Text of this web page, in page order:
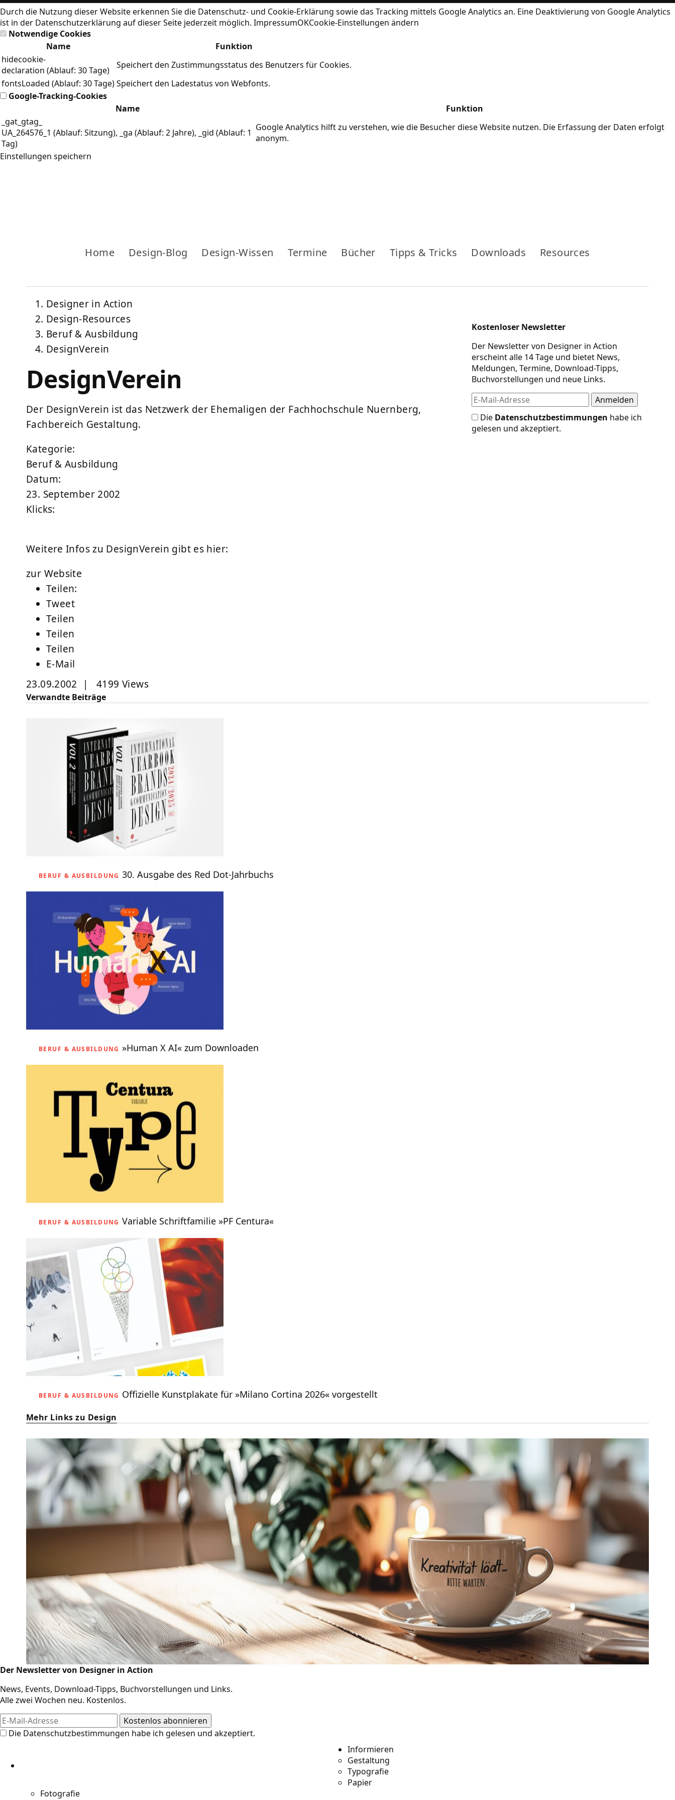
Durch die Nutzung dieser Website erkennen Sie die Datenschutz- und Cookie-Erklärung sowie das Tracking mittels Google Analytics an. Eine Deaktivierung von Google Analytics
ist in der Datenschutzerklärung auf dieser Seite jederzeit möglich. ImpressumOKCookie-Einstellungen ändern
Notwendige Cookies
Name
Funktion
hidecookie-
declaration (Ablauf: 30 Tage)
Speichert den Zustimmungsstatus des Benutzers für Cookies.
fontsLoaded (Ablauf: 30 Tage)Speichert den Ladestatus von Webfonts.
Google-Tracking-Cookies
Name
Funktion
_gat_gtag_
UA_264576_1 (Ablauf: Sitzung), _ga (Ablauf: 2 Jahre), _gid (Ablauf: 1
Tag)
Google Analytics hilft zu verstehen, wie die Besucher diese Website nutzen. Die Erfassung der Daten erfolgt
anonym.
Einstellungen speichern
Home Design-Blog Design-Wissen Termine Bücher Tipps & Tricks Downloads Resources
Designer in Action
Design-Resources
Beruf & Ausbildung
DesignVerein
DesignVerein
Der DesignVerein ist das Netzwerk der Ehemaligen der Fachhochschule Nuernberg,
Fachbereich Gestaltung.
Kategorie:
Beruf & Ausbildung
Datum:
23. September 2002
Klicks:
Weitere Infos zu DesignVerein gibt es hier:
zur Website
Teilen:
Tweet
Teilen
Teilen
Teilen
E-Mail
23.09.2002 | 4199 Views
Kostenloser Newsletter
Der Newsletter von Designer in Action
erscheint alle 14 Tage und bietet News,
Meldungen, Termine, Download-Tipps,
Buchvorstellungen und neue Links.
Die Datenschutzbestimmungen habe ich
gelesen und akzeptiert.
Verwandte Beiträge
BERUF & AUSBILDUNG 30. Ausgabe des Red Dot-Jahrbuchs
BERUF & AUSBILDUNG »Human X AI« zum Downloaden
BERUF & AUSBILDUNG Variable Schriftfamilie »PF Centura«
BERUF & AUSBILDUNG Offizielle Kunstplakate für »Milano Cortina 2026« vorgestellt
Mehr Links zu Design
Design-Ressourcen
Der Newsletter von Designer in Action
News, Events, Download-Tipps, Buchvorstellungen und Links.
Alle zwei Wochen neu. Kostenlos.
Die Datenschutzbestimmungen habe ich gelesen und akzeptiert.
Informieren
Gestaltung
Typografie
Papier
Fotografie